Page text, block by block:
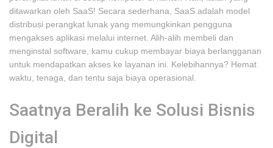
ditawarkan oleh SaaS! Secara sederhana, SaaS adalah model
distribusi perangkat lunak yang memungkinkan pengguna
mengakses aplikasi melalui internet. Alih-alih membeli dan
menginstal software, kamu cukup membayar biaya berlangganan
untuk mendapatkan akses ke layanan ini. Kelebihannya? Hemat
waktu, tenaga, dan tentu saja biaya operasional.
Saatnya Beralih ke Solusi Bisnis
Digital